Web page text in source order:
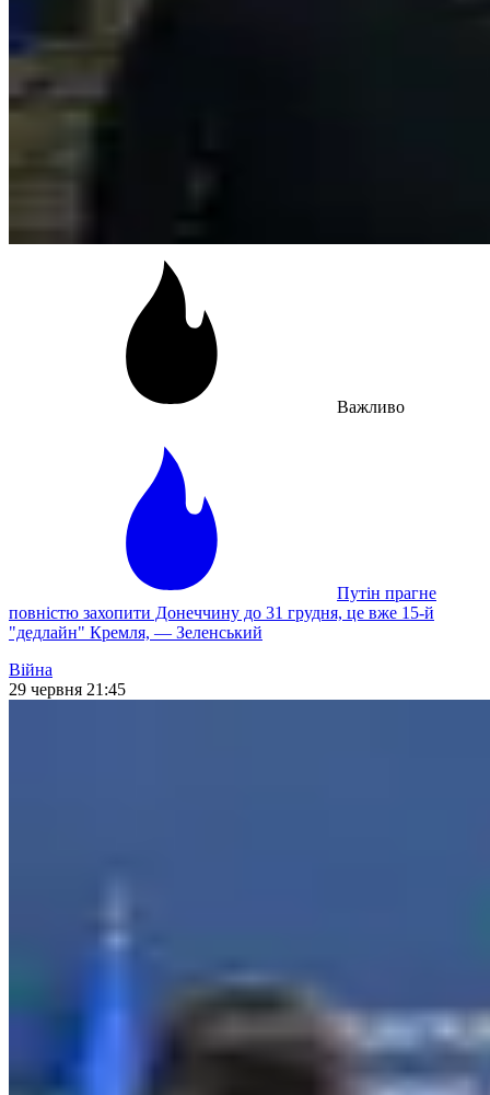
Важливо
Путін прагне
повністю захопити Донеччину до 31 грудня, це вже 15-й
"дедлайн" Кремля, — Зеленський
Війна
29 червня 21:45